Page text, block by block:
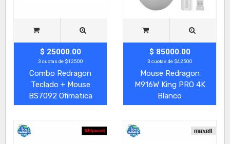
$ 25000.00
3 cuotas de $12500
Combo Redragon
Teclado + Mouse
BS7092 Ofimatica
$ 85000.00
3 cuotas de $42500
Mouse Redragon
M916W King PRO 4K
Blanco